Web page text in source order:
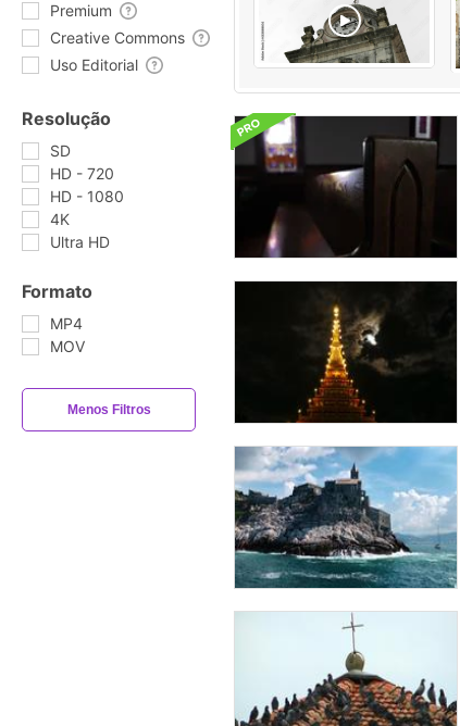
Premium
Creative Commons
Uso Editorial
Resolução
SD
HD - 720
HD - 1080
4K
Ultra HD
Formato
MP4
MOV
Menos Filtros